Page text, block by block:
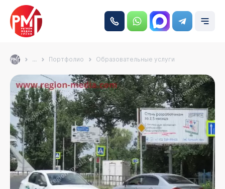
... Портфолио Образовательные услуги